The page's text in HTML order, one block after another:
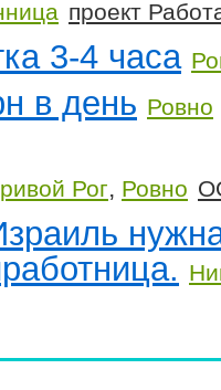
проект
3-4 часа
в день Ровно
Рог, Ровно